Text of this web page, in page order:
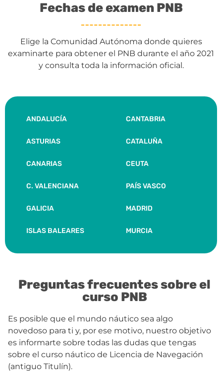
Fechas de examen PNB
Elige la Comunidad Autónoma donde quieres
examinarte para obtener el PNB durante el año 2021
y consulta toda la información oficial.
ANDALUCÍA
ASTURIAS
CANARIAS
CANTABRIA
CATALUÑA
CEUTA
C. VALENCIANA
GALICIA
ISLAS BALEARES
PAÍS VASCO
MADRID
MURCIA
Preguntas frecuentes sobre el
curso PNB
Es posible que el mundo náutico sea algo
novedoso para ti y, por ese motivo, nuestro objetivo
es informarte sobre todas las dudas que tengas
sobre el curso náutico de Licencia de Navegación
(antiguo Titulín).